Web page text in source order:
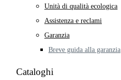
Unità di qualità ecologica
Assistenza e reclami
Garanzia
Breve guida alla garanzia
Cataloghi